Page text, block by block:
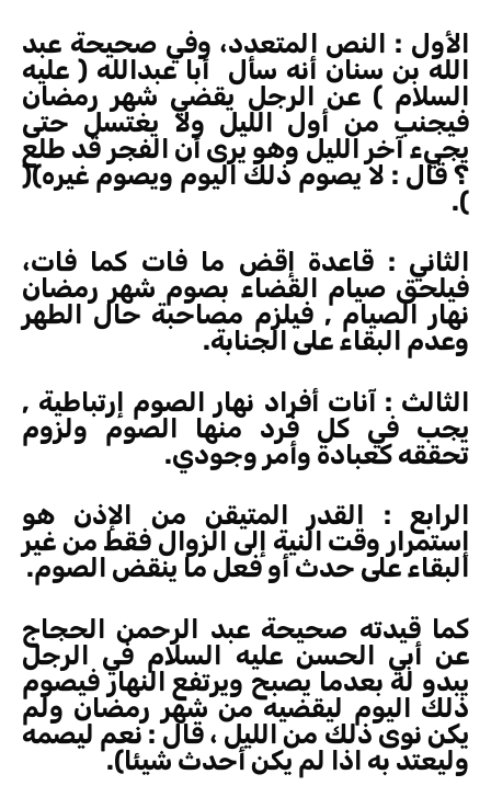
الأول : النص المتعدد، وفي صحيحة عبد
الله بن سنان أنه سأل أبا عبدالله ( عليه
السلام ) عن الرجل يقضي شهر رمضان
فيجنب من أول الليل ولا يغتسل حتى
يجيء آخر الليل وهو يرى أن الفجر قد طلع
؟ قال : لا يصوم ذلك اليوم ويصوم غيره)(
).
الثاني : قاعدة إقض ما فات كما فات،
فيلحق صيام القضاء بصوم شهر رمضان
نهار الصيام , فيلزم مصاحبة حال الطهر
وعدم البقاء على الجنابة.
الثالث : آنات أفراد نهار الصوم إرتباطية ,
يجب في كل فرد منها الصوم ولزوم
تحققه كعبادة وأمر وجودي.
الرابع : القدر المتيقن من الإذن هو
إستمرار وقت النية إلى الزوال فقط من غير
البقاء على حدث أو فعل ما ينقض الصوم.
كما قيدته صحيحة عبد الرحمن الحجاج
عن أبي الحسن عليه السلام في الرجل
يبدو له بعدما يصبح ويرتفع النهار فيصوم
ذلك اليوم ليقضيه من شهر رمضان ولم
يكن نوى ذلك من الليل ، قال : نعم ليصمه
وليعتد به اذا لم يكن أحدث شيئا).